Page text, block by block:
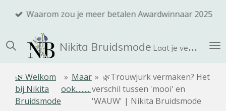
de
hoofdinhoud
Nikita Bruidsmode Laat je verrassen!
Waarom zou je meer betalen Awardwinnaar 2025
🌿 Welkom
bij Nikita
Bruidsmode
» Maar
ook..........
» 🌿Trouwjurk vermaken? Het
verschil tussen 'mooi' en
'WAUW' | Nikita Bruidsmode